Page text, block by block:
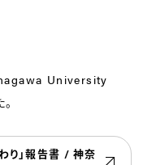
University
り」報告書 / 神奈